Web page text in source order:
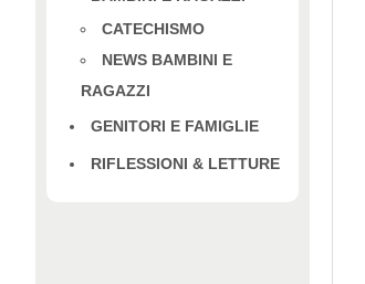
CATECHISMO
NEWS BAMBINI E
RAGAZZI
GENITORI E FAMIGLIE
RIFLESSIONI & LETTURE